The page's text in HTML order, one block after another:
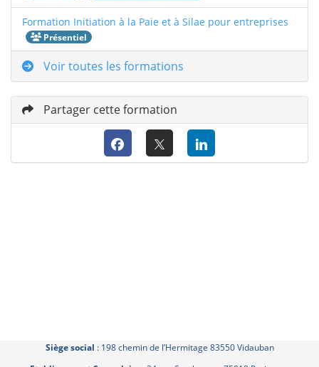
Formation Initiation à la Paie et à Silae pour entreprises
Présentiel
Voir toutes les formations
Partager cette formation
Siège social : 198 chemin de l’Hermitage 83550 Vidauban